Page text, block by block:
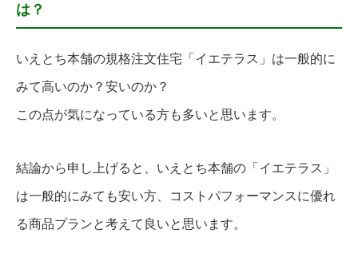
は？
いえとち本舗の規格注文住宅「イエテラス」は一般的に
みて高いのか？安いのか？
この点が気になっている方も多いと思います。
結論から申し上げると、いえとち本舗の「イエテラス」
は一般的にみても安い方、コストパフォーマンスに優れ
る商品プランと考えて良いと思います。